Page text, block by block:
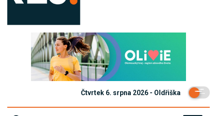
Čtvrtek 6. srpna 2026 - Oldřiška